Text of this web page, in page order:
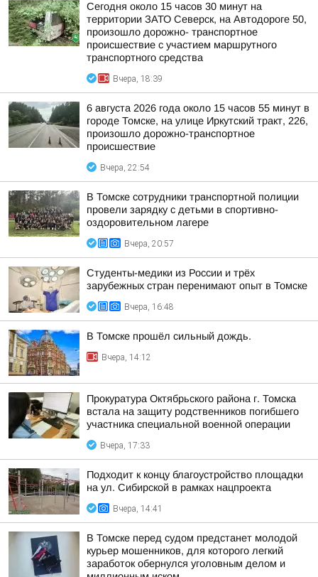
Сегодня около 15 часов 30 минут на
территории ЗАТО Северск, на Автодороге 50,
произошло дорожно- транспортное
происшествие с участием маршрутного
транспортного средства
Вчера, 18:39
6 августа 2026 года около 15 часов 55 минут в
городе Томске, на улице Иркутский тракт, 226,
произошло дорожно-транспортное
происшествие
Вчера, 22:54
В Томске сотрудники транспортной полиции
провели зарядку с детьми в спортивно-
оздоровительном лагере
Вчера, 20:57
Студенты-медики из России и трёх
зарубежных стран перенимают опыт в Томске
Вчера, 16:48
В Томске прошёл сильный дождь.
Вчера, 14:12
Прокуратура Октябрьского района г. Томска
встала на защиту родственников погибшего
участника специальной военной операции
Вчера, 17:33
Подходит к концу благоустройство площадки
на ул. Сибирской в рамках нацпроекта
Вчера, 14:41
В Томске перед судом предстанет молодой
курьер мошенников, для которого легкий
заработок обернулся уголовным делом и